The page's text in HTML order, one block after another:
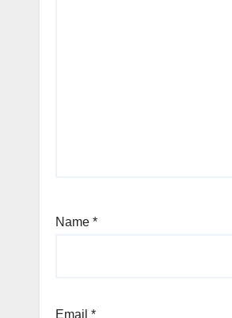
Name *
Email *